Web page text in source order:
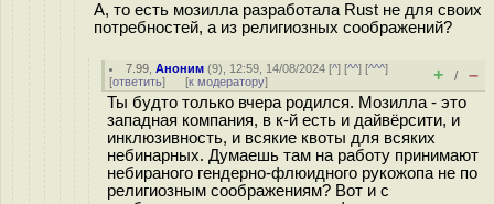
А, то есть мозилла разработала Rust не для своих
потребностей, а из религиозных соображений?
7.99 ,Аноним (9), 12:59, 14/08/2024 [^] [^^] [^^^]
[ответить] [к модератору] + / –
Ты будто только вчера родился. Мозилла - это
западная компания, в к-й есть и дайвёрсити, и
инклюзивность, и всякие квоты для всяких
небинарных. Думаешь там на работу принимают
небираного гендерно-флюидного рукожопа не по
религиозным соображениям? Вот и с